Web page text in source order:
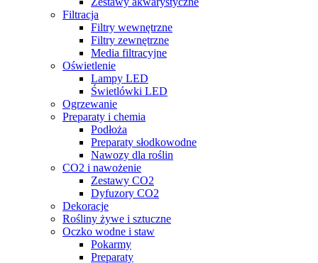
Filtracja
Filtry wewnętrzne
Filtry zewnętrzne
Media filtracyjne
Oświetlenie
Lampy LED
Świetlówki LED
Ogrzewanie
Preparaty i chemia
Podłoża
Preparaty słodkowodne
Nawozy dla roślin
CO2 i nawożenie
Zestawy CO2
Dyfuzory CO2
Dekoracje
Rośliny żywe i sztuczne
Oczko wodne i staw
Pokarmy
Preparaty